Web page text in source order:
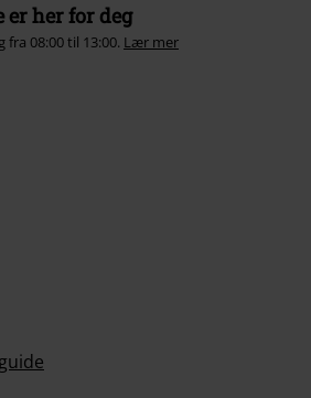
her for deg
fra 08:00 til 13:00. Lær mer